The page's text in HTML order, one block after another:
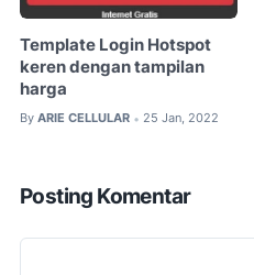
Template Login Hotspot
keren dengan tampilan
harga
By ARIE CELLULAR • 25 Jan, 2022
Posting Komentar